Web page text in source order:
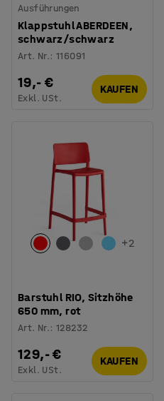
Ausführungen
Klappstuhl ABERDEEN,
schwarz/schwarz
Art. Nr.:116091
19,- €
Exkl. USt.
KAUFEN
+2
Barstuhl RIO, Sitzhöhe
650 mm, rot
Art. Nr.:128232
129,- €
Exkl. USt.
KAUFEN